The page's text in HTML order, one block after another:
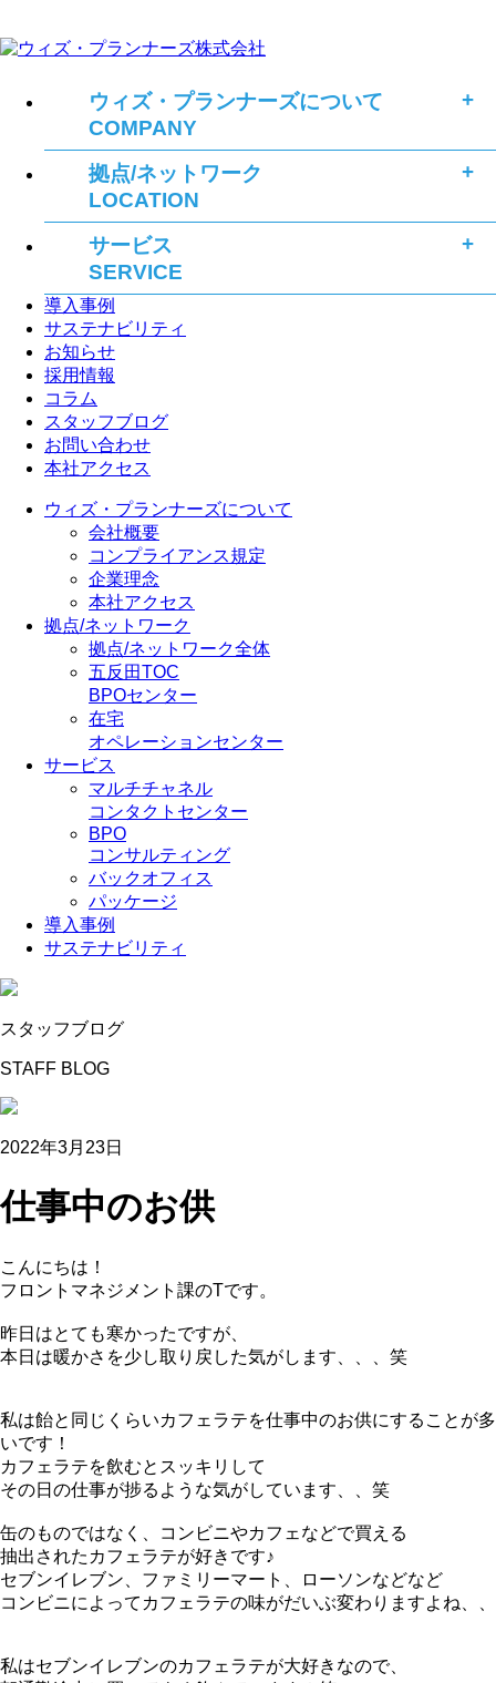
ウィズ・プランナーズについて
COMPANY
拠点/ネットワーク
LOCATION
サービス
SERVICE
導入事例
サステナビリティ
お知らせ
採用情報
コラム
スタッフブログ
お問い合わせ
本社アクセス
ウィズ・プランナーズについて
会社概要
コンプライアンス規定
企業理念
本社アクセス
拠点/ネットワーク
拠点/ネットワーク全体
五反田TOC
BPOセンター
在宅
オペレーションセンター
サービス
マルチチャネル
コンタクトセンター
BPO
コンサルティング
バックオフィス
パッケージ
導入事例
サステナビリティ
スタッフブログ
STAFF BLOG
2022年3月23日
仕事中のお供
こんにちは！
フロントマネジメント課のTです。
昨日はとても寒かったですが、
本日は暖かさを少し取り戻した気がします、、、笑
私は飴と同じくらいカフェラテを仕事中のお供にすることが多
いです！
カフェラテを飲むとスッキリして
その日の仕事が捗るような気がしています、、笑
缶のものではなく、コンビニやカフェなどで買える
抽出されたカフェラテが好きです♪
セブンイレブン、ファミリーマート、ローソンなどなど
コンビニによってカフェラテの味がだいぶ変わりますよね、、
私はセブンイレブンのカフェラテが大好きなので、